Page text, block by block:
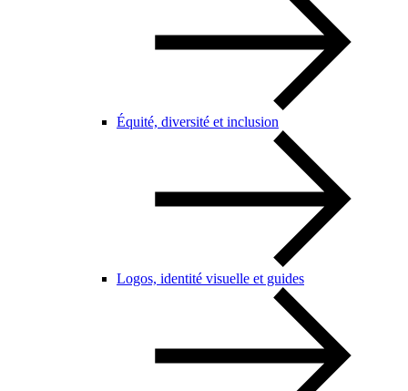
Équité, diversité et inclusion
Logos, identité visuelle et guides